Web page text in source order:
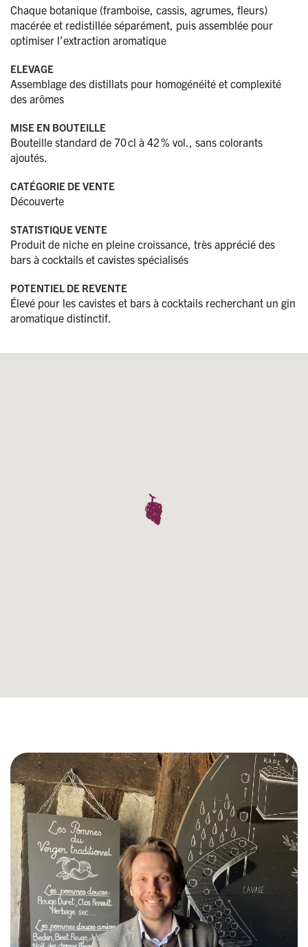
Chaque botanique (framboise, cassis, agrumes, fleurs)
macérée et redistillée séparément, puis assemblée pour
optimiser l’extraction aromatique
ELEVAGE
Assemblage des distillats pour homogénéité et complexité
des arômes
MISE EN BOUTEILLE
Bouteille standard de 70 cl à 42 % vol., sans colorants
ajoutés.
CATÉGORIE DE VENTE
Découverte
STATISTIQUE VENTE
Produit de niche en pleine croissance, très apprécié des
bars à cocktails et cavistes spécialisés
POTENTIEL DE REVENTE
Élevé pour les cavistes et bars à cocktails recherchant un gin
aromatique distinctif.